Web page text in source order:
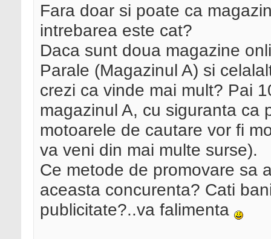
Fara doar si poate ca
intrebarea este cat?
Daca sunt doua magazine
Parale (Magazinul A) si
crezi ca vinde mai mult? Pai
magazinul A, cu siguranta ca
motoarele de cautare vor fi
va veni din mai multe surse).
Ce metode de promovare sa
aceasta concurenta? Cati
publicitate?..va falimenta